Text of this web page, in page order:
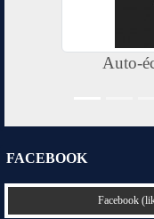
Auto-
FACEBOOK
Facebook